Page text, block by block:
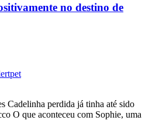
no destino de
Cadelinha perdida já tinha até sido
O que aconteceu com Sophie, uma